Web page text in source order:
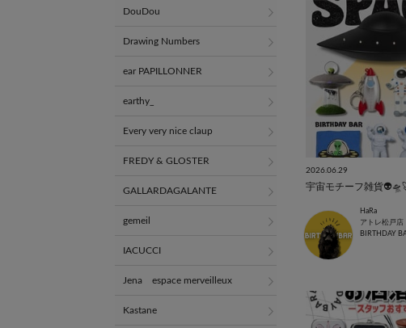
2026.06.29
宇宙モチーフ雑貨
HaRa
アトレ松戸店
BIRTHDAY
DouDou
Drawing Numbers
ear PAPILLONNER
earthy_
Every very nice claup
FREDY & GLOSTER
GALLARDAGALANTE
gemeil
IACUCCI
Jena espace merveilleux
Kastane